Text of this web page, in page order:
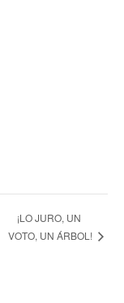
¡LO JURO, UN
VOTO, UN ÁRBOL!